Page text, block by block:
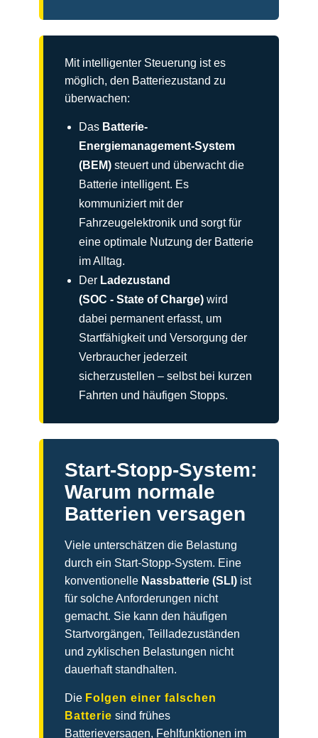
Mit intelligenter Steuerung ist es
möglich, den Batteriezustand zu
überwachen:
Das Batterie-
Energiemanagement-System
(BEM) steuert und überwacht die
Batterie intelligent. Es
kommuniziert mit der
Fahrzeugelektronik und sorgt für
eine optimale Nutzung der Batterie
im Alltag.
Der Ladezustand
(SOC - State of Charge) wird
dabei permanent erfasst, um
Startfähigkeit und Versorgung der
Verbraucher jederzeit
sicherzustellen – selbst bei kurzen
Fahrten und häufigen Stopps.
Start-Stopp-System:
Warum normale
Batterien versagen
Viele unterschätzen die Belastung
durch ein Start-Stopp-System. Eine
konventionelle Nassbatterie (SLI) ist
für solche Anforderungen nicht
gemacht. Sie kann den häufigen
Startvorgängen, Teilladezuständen
und zyklischen Belastungen nicht
dauerhaft standhalten.
Die Folgen einer falschen
Batterie sind frühes
Batterieversagen, Fehlfunktionen im